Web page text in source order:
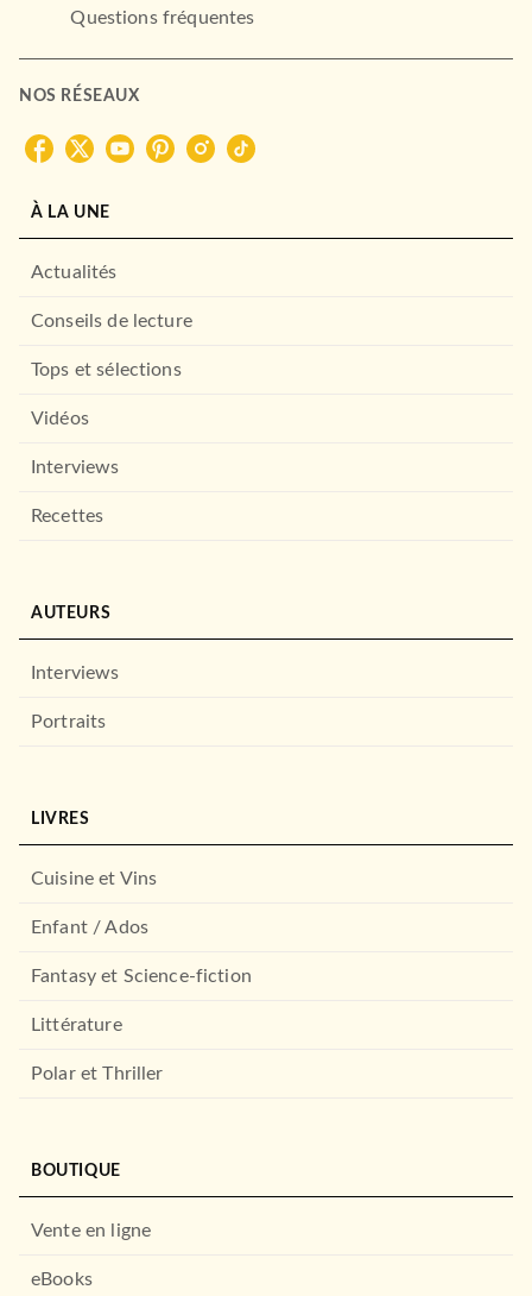
Questions fréquentes
NOS RÉSEAUX
À LA UNE
Actualités
Conseils de lecture
Tops et sélections
Vidéos
Interviews
Recettes
AUTEURS
Interviews
Portraits
LIVRES
Cuisine et Vins
Enfant / Ados
Fantasy et Science-fiction
Littérature
Polar et Thriller
BOUTIQUE
Vente en ligne
eBooks